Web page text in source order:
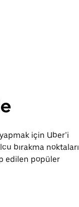
için Uber’i
bırakma noktaları
edilen popüler